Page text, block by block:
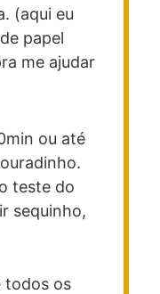
(aqui eu
papel
me ajudar
ou até
teste do
sequinho,
todos os